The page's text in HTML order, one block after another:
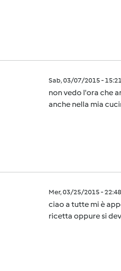
Sab, 03/07/2015 - 15:21
non vedo l'ora che
anche nella mia
Mer, 03/25/2015 - 22:48
ciao a tutte mi è
ricetta oppure si